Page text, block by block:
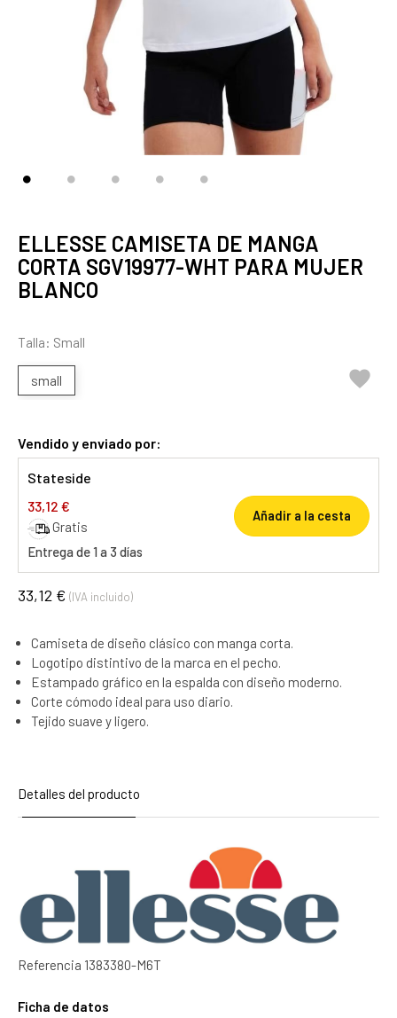
ELLESSE CAMISETA DE MANGA
CORTA SGV19977-WHT PARA MUJER
BLANCO
Talla: Small
small 
Vendido y enviado por:
Stateside
33,12 €
Gratis
Entrega de 1 a 3 días
Añadir a la cesta
33,12 € (IVA incluido)
Camiseta de diseño clásico con manga corta.
Logotipo distintivo de la marca en el pecho.
Estampado gráfico en la espalda con diseño moderno.
Corte cómodo ideal para uso diario.
Tejido suave y ligero.
Detalles del producto
Referencia 1383380-M6T
Ficha de datos